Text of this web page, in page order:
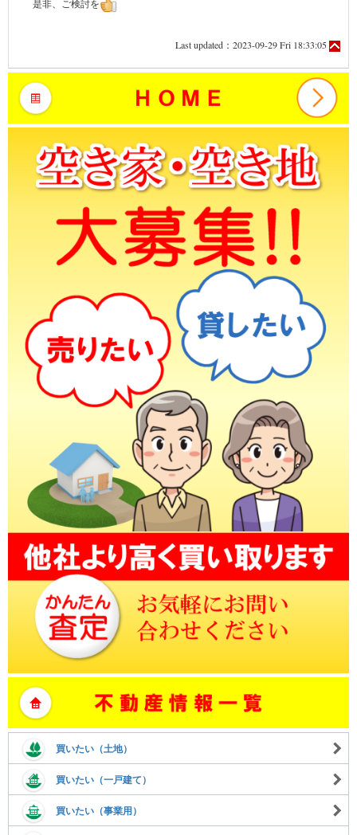
是非、ご検討を
Last updated：2023-09-29 Fri 18:33:05
買いたい（土地）
買いたい（一戸建て）
買いたい（事業用）